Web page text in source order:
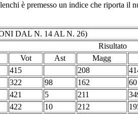
è premesso un indice che riporta il
DAL N. 14 AL N. 26)
Risultato
Vot Ast Magg
415 208
322 98 162 60
421 5 211
422 10 212